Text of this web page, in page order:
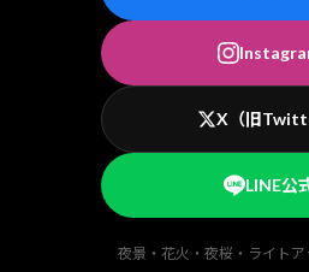
X（旧
LINE公
夜景・花火・夜桜・ライト